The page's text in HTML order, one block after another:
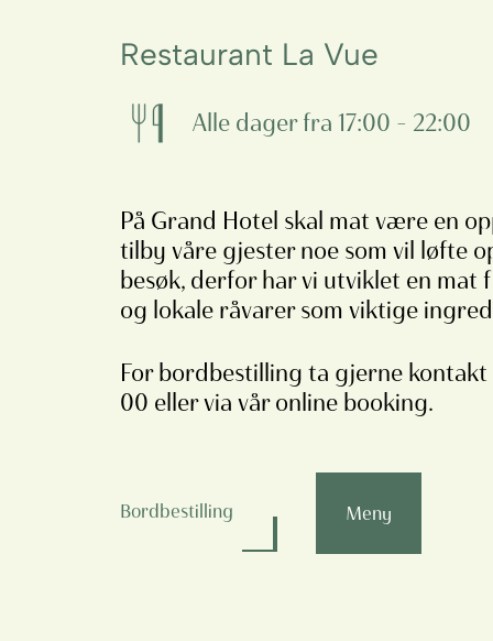
Restaurant La Vue
Alle dager fra 17:00 – 22:00
På Grand Hotel skal mat være en
tilby våre gjester noe som vil løfte
besøk, derfor har vi utviklet en mat
og lokale råvarer som viktige
For bordbestilling ta gjerne kontakt
00 eller via vår online booking.
Bordbestilling Meny